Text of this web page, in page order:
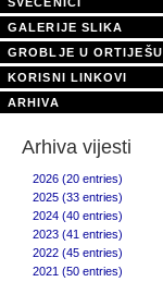
GALERIJE SLIKA
GROBLJE U ORTIJEŠU
KORISNI LINKOVI
ARHIVA
Arhiva vijesti
2026 (20 entries)
2025 (33 entries)
2024 (40 entries)
2023 (41 entries)
2022 (45 entries)
2021 (50 entries)